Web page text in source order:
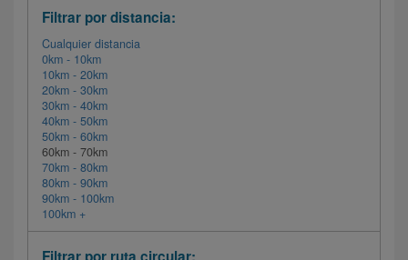
Filtrar por distancia:
Cualquier distancia
0km - 10km
10km - 20km
20km - 30km
30km - 40km
40km - 50km
50km - 60km
60km - 70km
70km - 80km
80km - 90km
90km - 100km
100km +